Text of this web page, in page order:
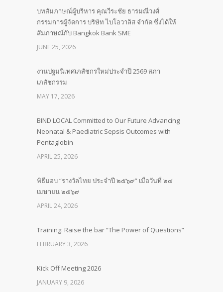
บทสัมภาษณ์ผู้บริหาร คุณวีระชัย ธารมณีวงศ์
กรรมการผู้จัดการ บริษัท ไบโอวาลิส จำกัด ซึ่งได้ให้
สัมภาษณ์กับ Bangkok Bank SME
JUNE 25, 2026
งานปฐมนิเทศเภสัชกรใหม่ประจำปี 2569 สภา
เภสัชกรรม
MAY 17, 2026
BIND LOCAL Committed to Our Future Advancing
Neonatal & Paediatric Sepsis Outcomes with
Pentaglobin
APRIL 25, 2026
พิธีมอบ “รางวัลไทย ประจำปี ๒๕๖๙” เมื่อวันที่ ๒๔
เมษายน ๒๕๖๙
APRIL 24, 2026
Training: Raise the bar “The Power of Questions”
FEBRUARY 3, 2026
Kick Off Meeting 2026
JANUARY 9, 2026